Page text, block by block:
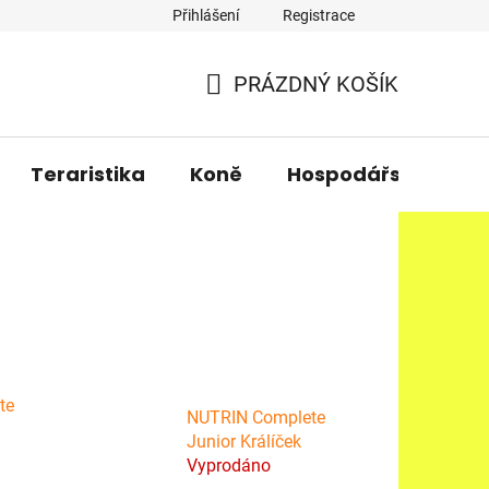
Přihlášení Registrace
KOŠÍK
PRÁZDNÝ KOŠÍK
Teraristika Koně Hospodářská
NUTRIN Complete
Junior Králíček
Vyprodáno